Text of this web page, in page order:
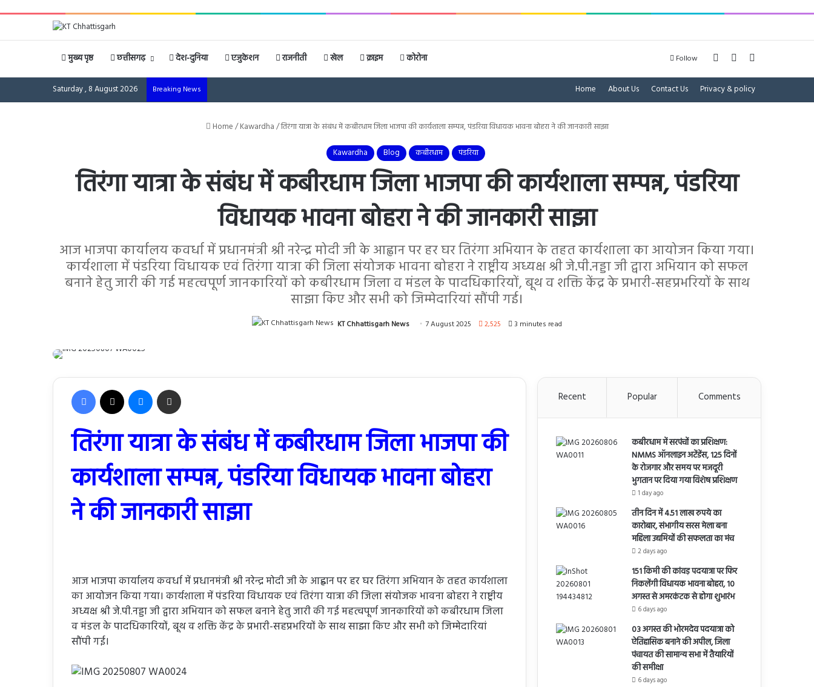
मुख्य पृष्ठ छत्तीसगढ़ देश-दुनिया एजुकेशन राजनीती खेल क्राइम कोरोना Follow Log In Sidebar
Saturday , 8 August 2026 Breaking News Home About Us Contact Us Privacy & policy
Home/ Kawardha/तिरंगा यात्रा के संबंध में कबीरधाम जिला भाजपा की कार्यशाला सम्पन्न, पंडरिया विधायक भावना बोहरा ने की जानकारी साझा
Kawardha Blog कबीरधाम पंडरिया
तिरंगा यात्रा के संबंध में कबीरधाम जिला भाजपा की कार्यशाला सम्पन्न, पंडरिया
विधायक भावना बोहरा ने की जानकारी साझा
आज भाजपा कार्यालय कवर्धा में प्रधानमंत्री श्री नरेन्द्र मोदी जी के आह्वान पर हर घर तिरंगा अभियान के तहत कार्यशाला का आयोजन किया गया।
कार्यशाला में पंडरिया विधायक एवं तिरंगा यात्रा की जिला संयोजक भावना बोहरा ने राष्ट्रीय अध्यक्ष श्री जे.पी.नड्डा जी द्वारा अभियान को सफल
बनाने हेतु जारी की गई महत्वपूर्ण जानकारियों को कबीरधाम जिला व मंडल के पादधिकारियों, बूथ व शक्ति केंद्र के प्रभारी-सहप्रभरियों के साथ
साझा किए और सभी को जिम्मेदारियां सौंपी गई।
KT Chhattisgarh News 7 August 2025 2,525 3 minutes read
तिरंगा यात्रा के संबंध में कबीरधाम जिला भाजपा की
कार्यशाला सम्पन्न, पंडरिया विधायक भावना बोहरा
ने की जानकारी साझा
आज भाजपा कार्यालय कवर्धा में प्रधानमंत्री श्री नरेन्द्र मोदी जी के आह्वान पर हर घर तिरंगा अभियान के तहत कार्यशाला
का आयोजन किया गया। कार्यशाला में पंडरिया विधायक एवं तिरंगा यात्रा की जिला संयोजक भावना बोहरा ने राष्ट्रीय
अध्यक्ष श्री जे.पी.नड्डा जी द्वारा अभियान को सफल बनाने हेतु जारी की गई महत्वपूर्ण जानकारियों को कबीरधाम जिला
व मंडल के पादधिकारियों, बूथ व शक्ति केंद्र के प्रभारी-सहप्रभरियों के साथ साझा किए और सभी को जिम्मेदारियां
सौंपी गई।
Recent Popular Comments
कबीरधाम में सरपंचों का प्रशिक्षण:
NMMS ऑनलाइन अटेंडेंस, 125 दिनों
के रोजगार और समय पर मजदूरी
भुगतान पर दिया गया विशेष प्रशिक्षण
1 day ago
तीन दिन में 4.51 लाख रुपये का
कारोबार, संभागीय सरस मेला बना
महिला उद्यमियों की सफलता का मंच
2 days ago
151 किमी की कांवड़ पदयात्रा पर फिर
निकलेंगी विधायक भावना बोहरा, 10
अगस्त से अमरकंटक से होगा शुभारंभ
6 days ago
03 अगस्त की भोरमदेव पदयात्रा को
ऐतिहासिक बनाने की अपील, जिला
पंचायत की सामान्य सभा में तैयारियों
की समीक्षा
6 days ago